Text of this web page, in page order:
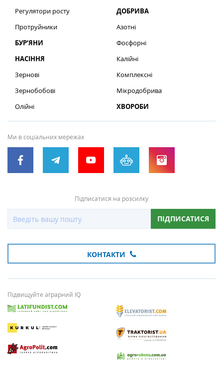
Регулятори росту
Протруйники
БУР’ЯНИ
НАСІННЯ
Зернові
Зернобобові
Олійні
ДОБРИВА
Азотні
Фосфорні
Калійні
Комплексні
Мікродобрива
ХВОРОБИ
Ми в соціальних мережах
Підписатися на розсилку
ПІДПИСАТИСЯ
КОНТАКТИ
Підвищуйте аграрний IQ